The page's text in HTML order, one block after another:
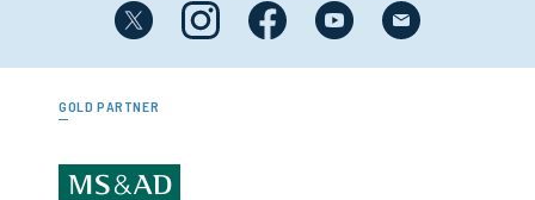
GOLD PARTNER